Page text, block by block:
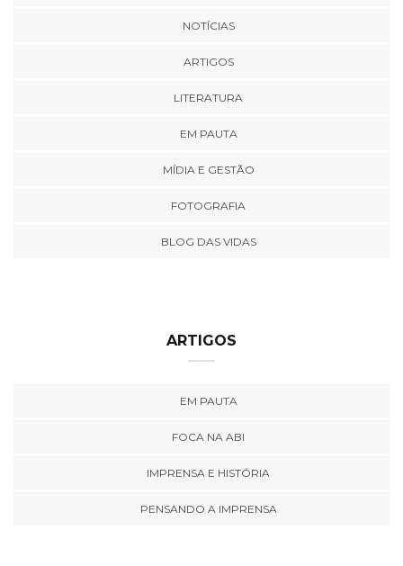
NOTÍCIAS
ARTIGOS
LITERATURA
EM PAUTA
MÍDIA E GESTÃO
FOTOGRAFIA
BLOG DAS VIDAS
ARTIGOS
EM PAUTA
FOCA NA ABI
IMPRENSA E HISTÓRIA
PENSANDO A IMPRENSA